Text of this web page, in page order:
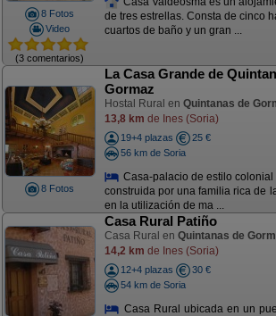
8 Fotos
Video
(3 comentarios)
de tres estrellas. Consta de cinco
cuartos de baño y un gran ...
8 Fotos
La Casa Grande de
Gormaz
Hostal Rural en Quintanas de
13,8 km de Ines (Soria)
19+4 plazas
25 €
56 km de Soria
Casa-palacio de estilo colonial
construida por una familia rica de
en la utilización de ma ...
Casa Rural Patiño
Casa Rural en Quintanas de
14,2 km de Ines (Soria)
12+4 plazas
30 €
54 km de Soria
Casa Rural ubicada en un